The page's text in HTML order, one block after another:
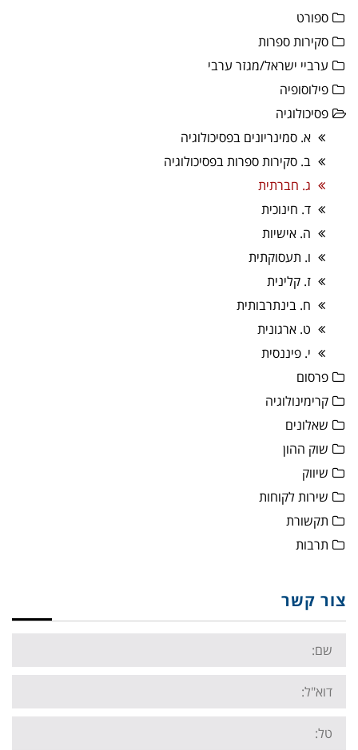
ספורט
סקירות ספרות
ערביי ישראל/מגזר ערבי
פילוסופיה
פסיכולוגיה
א. סמינריונים בפסיכולוגיה
ב. סקירות ספרות בפסיכולוגיה
ג. חברתית
ד. חינוכית
ה. אישיות
ו. תעסוקתית
ז. קלינית
ח. בינתרבותית
ט. ארגונית
י. פיננסית
פרסום
קרימינולוגיה
שאלונים
שוק ההון
שיווק
שירות לקוחות
תקשורת
תרבות
צור קשר
Name:
Email:
Tel: